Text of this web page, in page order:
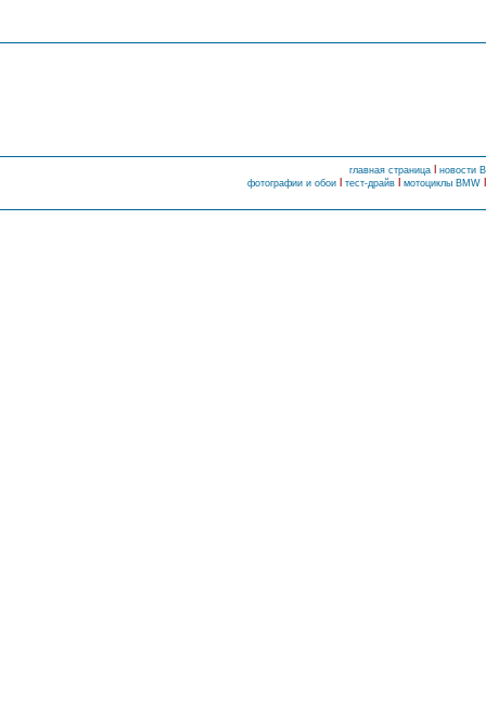
главная страница l новости
фотографии и обои l тест-драйвl мотоциклы BMW